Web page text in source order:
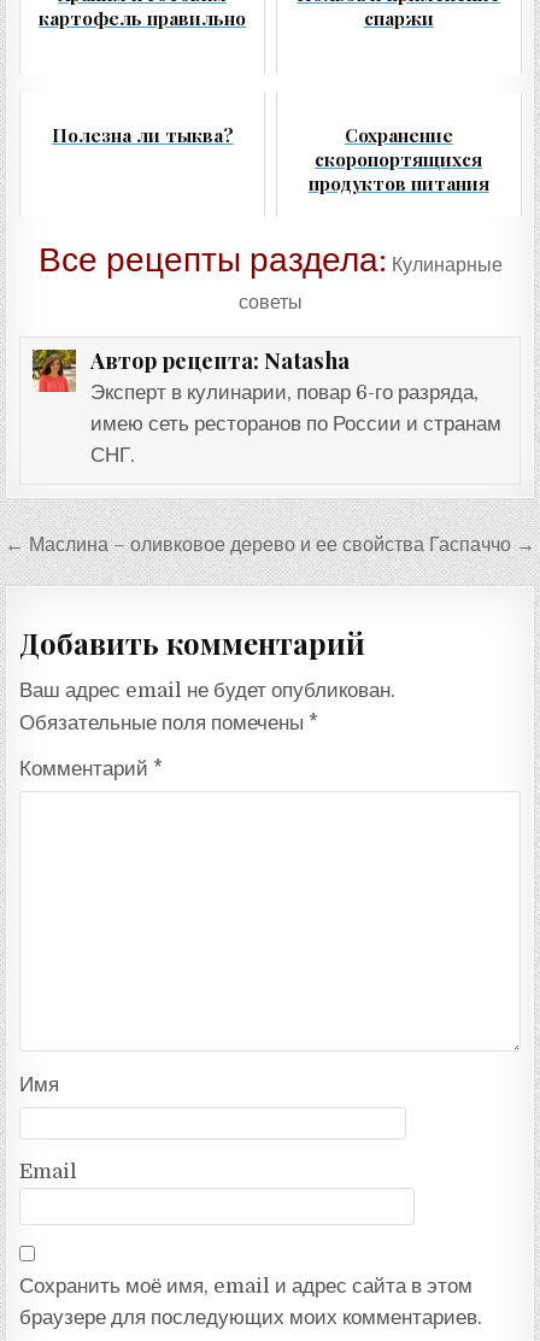
картофель правильно
спаржи
Полезна ли тыква?
Сохранение
скоропортящихся
продуктов питания
Все рецепты раздела: Кулинарные
советы
Автор рецепта: Natasha
Эксперт в кулинарии, повар 6-го разряда,
имею сеть ресторанов по России и странам
СНГ.
Навигация
по
← Маслина – оливковое дерево и ее свойстваГаспаччо →
Добавить комментарий
Ваш адрес email не будет опубликован.
Обязательные поля помечены *
Комментарий *
Имя
Email
Сохранить моё имя, email и адрес сайта в этом
браузере для последующих моих комментариев.